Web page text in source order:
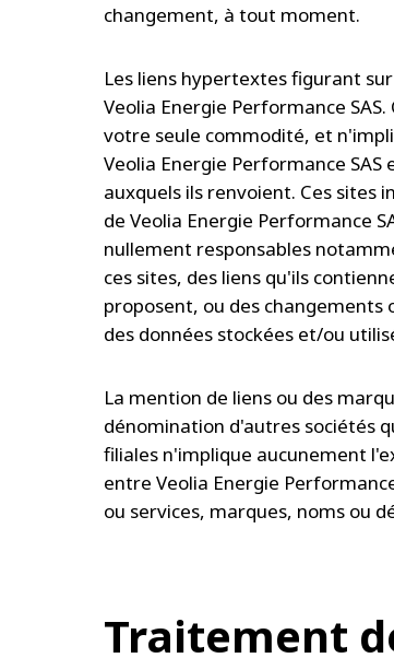
changement, à tout moment.
Les liens hypertextes figurant
Veolia Energie Performance
votre seule commodité, et
Veolia Energie Performance
auxquels ils renvoient. Ces sites
de Veolia Energie Performance
nullement responsables
ces sites, des liens qu'ils
proposent, ou des changements
des données stockées et/ou
La mention de liens ou des
dénomination d'autres sociétés
filiales n'implique aucunement
entre Veolia Energie
ou services, marques, noms ou
Traitement